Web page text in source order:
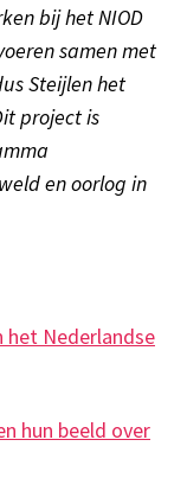
bij het NIOD
samen met
Steijlen het
project is
en oorlog in
het Nederlandse
hun beeld over